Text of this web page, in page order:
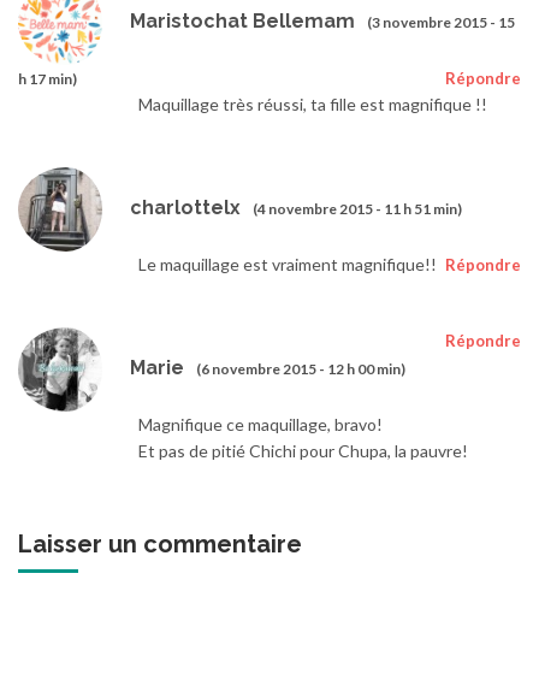
Maristochat Bellemam (3 novembre 2015 - 15
h 17 min) Répondre
Maquillage très réussi, ta fille est magnifique !!
charlottelx (4 novembre 2015 - 11 h 51 min)
Répondre
Le maquillage est vraiment magnifique!!
Marie (6 novembre 2015 - 12 h 00 min)
Répondre
Magnifique ce maquillage, bravo!
Et pas de pitié Chichi pour Chupa, la pauvre!
Laisser un commentaire